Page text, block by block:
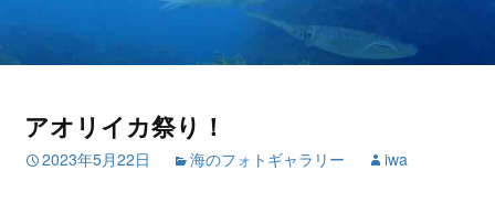
アオリイカ祭り！
2023年5月22日 海のフォトギャラリー iwa